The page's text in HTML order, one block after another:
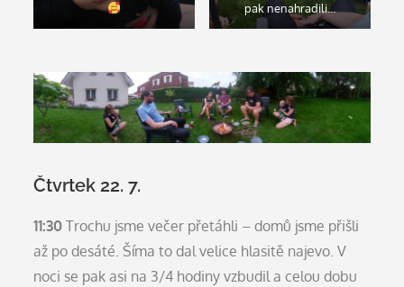
pak nenahradili…
Čtvrtek 22. 7.
11:30 Trochu jsme večer přetáhli – domů jsme přišli
až po desáté. Šíma to dal velice hlasitě najevo. V
noci se pak asi na 3/4 hodiny vzbudil a celou dobu